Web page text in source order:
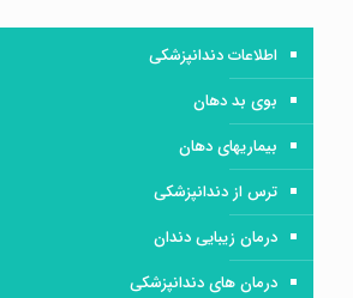
اطلاعات دندانپزشکی
بوی بد دهان
بیماریهای دهان
ترس از دندانپزشکی
درمان زیبایی دندان
درمان های دندانپزشکی